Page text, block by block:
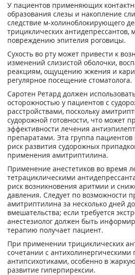
У пациентов применяющих
образования слезы и накопление
следствие м-холиноблокирующего
трициклических антидепрессантов,
повреждению эпителия роговицы.
Сухость во рту может привести к
изменений слизистой оболочки,
реакциям, ощущению жжения и
регулярное посещение стоматолога.
Саротен Ретард должен
осторожностью у пациентов с
расстройствами, поскольку
судорожной готовности, что может
эффективности лечения
препаратами. Эта группа
риск развития судорожных
применения амитриптилина.
Применение анестетиков во время
тетрациклическими
риск возникновения аритмии и
давления. Следует по возможности
амитриптилина за несколько дней
вмешательства; если требуется
анестезиолог должен быть
терапию получает пациент.
При применении трициклических
сочетании с
антипсихотиками, особенно в
развитие гиперпирексии.